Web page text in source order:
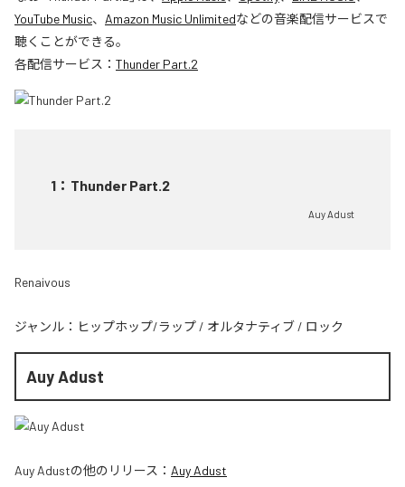
YouTube Music、 Amazon Music Unlimitedなどの音楽配信サービスで
聴くことができる。
各配信サービス： Thunder Part.2
1 ： Thunder Part.2
Auy Adust
Renaivous
ジャンル： ヒップホップ/ラップ / オルタナティブ / ロック
Auy Adust
Auy Adustの他のリリース： Auy Adust